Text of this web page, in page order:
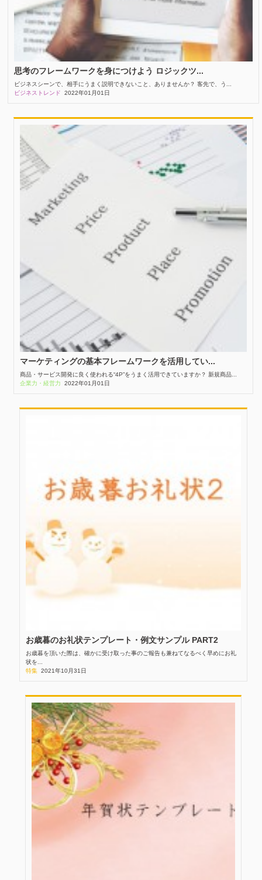
思考のフレームワークを身につけよう ロジックツ...
ビジネスシーンで、相手にうまく説明できないこと、ありませんか？ 客先で、う...
ビジネストレンド
2022年01月01日
マーケティングの基本フレームワークを活用してい...
商品・サービス開発に良く使われる“4P”をうまく活用できていますか？ 新規商品...
企業力・経営力
2022年01月01日
お歳暮のお礼状テンプレート・例文サンプル PART2
お歳暮を頂いた際は、確かに受け取った事のご報告も兼ねてなるべく早めにお礼
状を...
特集 2021年10月31日